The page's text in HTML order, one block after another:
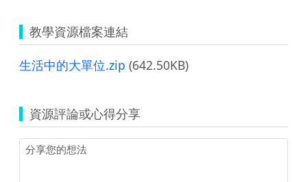
教學資源檔案連結
生活中的大單位.zip (642.50KB)
資源評論或心得分享